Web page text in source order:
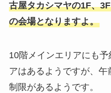
古屋タカシマヤの1F、
の会場となりますよ。
10階メインエリアにも
アはあるようですが、
制限があるようです。